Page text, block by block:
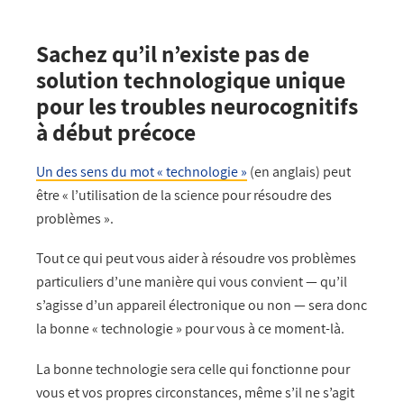
Sachez qu’il n’existe pas de
solution technologique unique
pour les troubles neurocognitifs
à début précoce
Un des sens du mot « technologie » (en anglais) peut
être « l’utilisation de la science pour résoudre des
problèmes ».
Tout ce qui peut vous aider à résoudre vos problèmes
particuliers d’une manière qui vous convient — qu’il
s’agisse d’un appareil électronique ou non — sera donc
la bonne « technologie » pour vous à ce moment-là.
La bonne technologie sera celle qui fonctionne pour
vous et vos propres circonstances, même s’il ne s’agit